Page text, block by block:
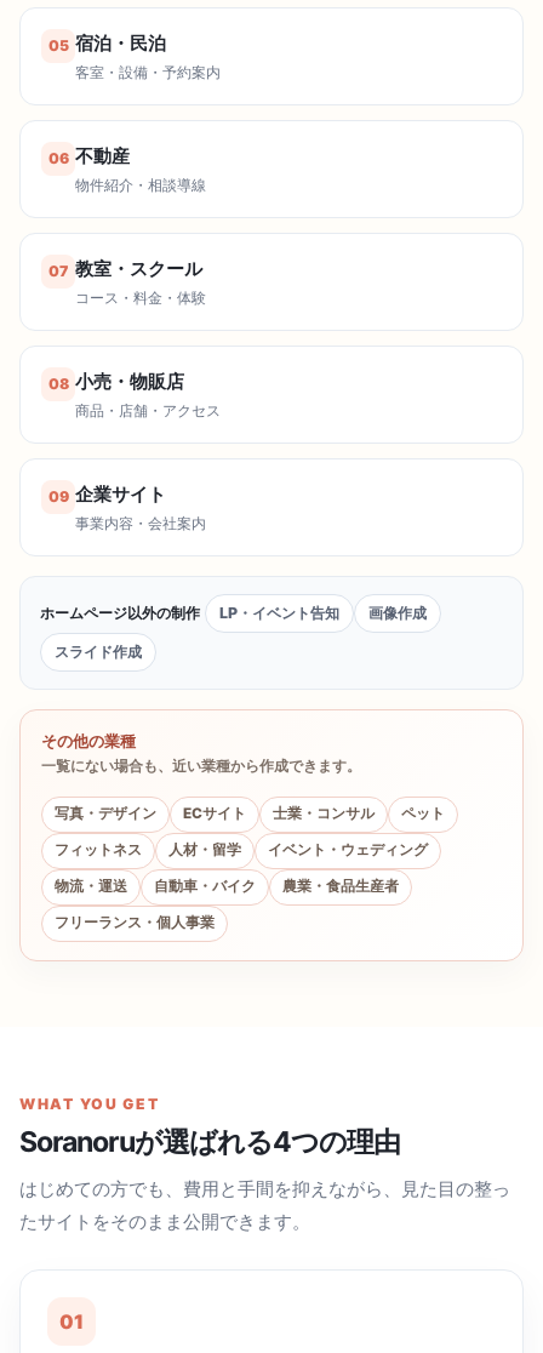
05 宿泊・民泊
客室・設備・予約案内
06 不動産
物件紹介・相談導線
07 教室・スクール
コース・料金・体験
08 小売・物販店
商品・店舗・アクセス
09 企業サイト
事業内容・会社案内
ホームページ以外の制作 LP・イベント告知 画像作成
スライド作成
その他の業種
一覧にない場合も、近い業種から作成できます。
写真・デザイン ECサイト 士業・コンサル ペット
フィットネス 人材・留学 イベント・ウェディング
物流・運送 自動車・バイク 農業・食品生産者
フリーランス・個人事業
WHAT YOU GET
Soranoruが選ばれる4つの理由
はじめての方でも、費用と手間を抑えながら、見た目の整っ
たサイトをそのまま公開できます。
01